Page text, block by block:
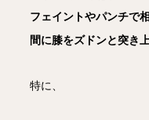
フェイントやパンチで
間に膝をズドンと突き
特に、